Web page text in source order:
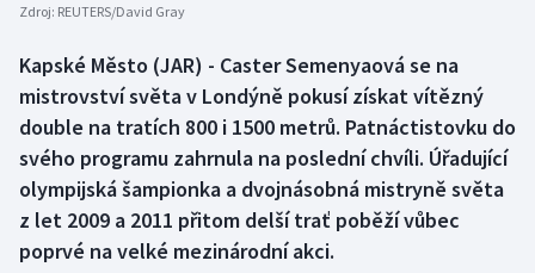
Biatlon
Boby a skeleton
Box
Curling
Dostihy
Aplikace ČT sport
AZ kvíz
Zdroj: REUTERS/David Gray
Kapské Město (JAR) - Caster Semenyaová se na
mistrovství světa v Londýně pokusí získat vítězný
double na tratích 800 i 1500 metrů. Patnáctistovku do
svého programu zahrnula na poslední chvíli. Úřadující
olympijská šampionka a dvojnásobná mistryně světa
z let 2009 a 2011 přitom delší trať poběží vůbec
poprvé na velké mezinárodní akci.